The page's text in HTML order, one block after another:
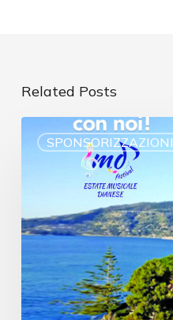
Related Posts
SPONSORIZZAZIONI